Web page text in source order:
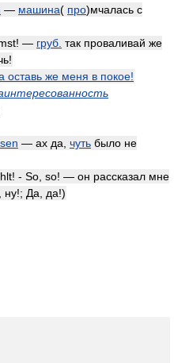
— машина( про)мчалась с
— груб. так проваливай же
оставь же меня в покое!
— ах да, чуть было не
- So, so! — он рассказал мне
ну!; Да, да!)